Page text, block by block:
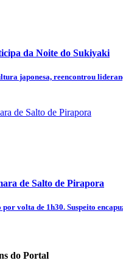
da Noite do Sukiyaki
japonesa, reencontrou
de Salto de Pirapora
volta de 1h30. Suspeito
do Portal